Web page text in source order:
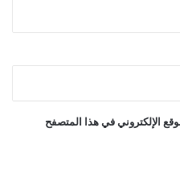
الإلكتروني في هذا المتصفح